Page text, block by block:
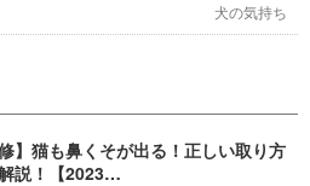
犬の気持ち
】猫も鼻くそが出る！正しい取り方
説！【2023…